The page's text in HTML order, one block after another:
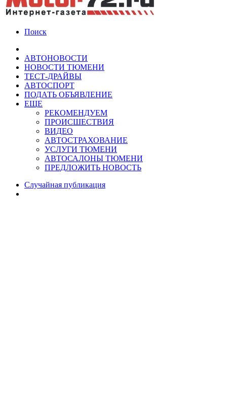
Поиск
АВТОНОВОСТИ
НОВОСТИ ТЮМЕНИ
ТЕСТ-ДРАЙВЫ
АВТОСПОРТ
ПОДАТЬ ОБЪЯВЛЕНИЕ
ЕЩЕ
РЕКОМЕНДУЕМ
ПРОИСШЕСТВИЯ
ВИДЕО
АВТОСТРАХОВАНИЕ
УСЛУГИ ТЮМЕНИ
АВТОСАЛОНЫ ТЮМЕНИ
ПРЕДЛОЖИТЬ НОВОСТЬ
Случайная публикация